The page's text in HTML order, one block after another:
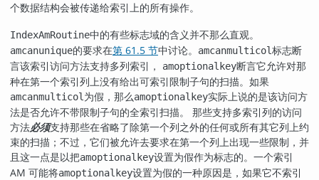
个数据结构会被传递给索引上的所有操作。
IndexAmRoutine中的有些标志域的含义并不那么直观。
amcanunique的要求在第 61.5 节中讨论。 amcanmulticol标志断
言该索引访问方法支持多列索引，
amoptionalkey断言它允许对那
种在第一个索引列上没有给出可索引限制子句的扫描。如果
amcanmulticol为假，那么amoptionalkey实际上说的是该访问方
法是否允许不带限制子句的全索引扫描。 那些支持多索引列的访问
方法必须支持那些在省略了除第一个列之外的任何或所有其它列上约
束的扫描；不过，它们被允许去要求在第一个列上出现一些限制，并
且这一点是以把amoptionalkey设置为假作为标志的。一个索引
AM 可能将amoptionalkey设置为假的一种原因是，如果它不索引